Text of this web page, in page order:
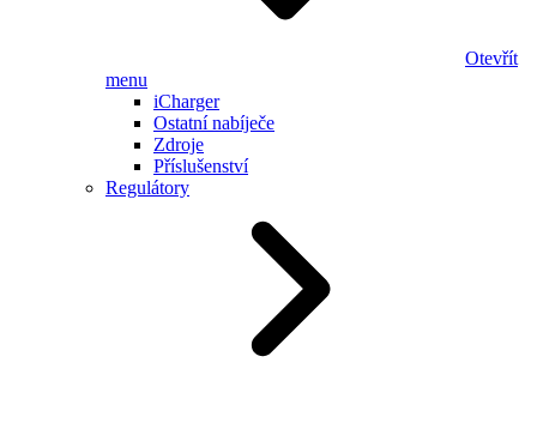
Otevřít
menu
iCharger
Ostatní nabíječe
Zdroje
Příslušenství
Regulátory